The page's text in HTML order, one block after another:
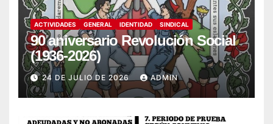
ACTIVIDADES GENERAL IDENTIDAD SINDICAL
90 aniversario Revolución Social
(1936-2026)
24 DE JULIO DE 2026 ADMIN